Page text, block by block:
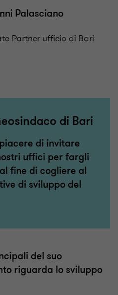
Palasciano
Partner ufficio di Bari
di Bari
di invitare
uffici per fargli
fine di cogliere al
di sviluppo del
del suo
riguarda lo sviluppo